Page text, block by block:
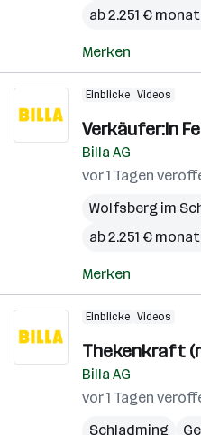
ab 2.251 €
Merken
Einblicke Videos
Verkäufer:in
Billa AG
vor 1 Tagen
Wolfsberg im
ab 2.251 €
Merken
Einblicke Videos
Thekenkraft
Billa AG
vor 1 Tagen
Schladming